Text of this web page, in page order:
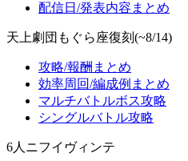
配信日/発表内容まとめ
天上劇団もぐら座復刻(~8/14)
攻略/報酬まとめ
効率周回/編成例まとめ
マルチバトルボス攻略
シングルバトル攻略
6人ニフイヴィンテ